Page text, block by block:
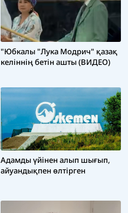
"Юбкалы "Лука Модрич" қазақ
келіннің бетін ашты (ВИДЕО)
Адамды үйінен алып шығып,
айуандықпен өлтірген